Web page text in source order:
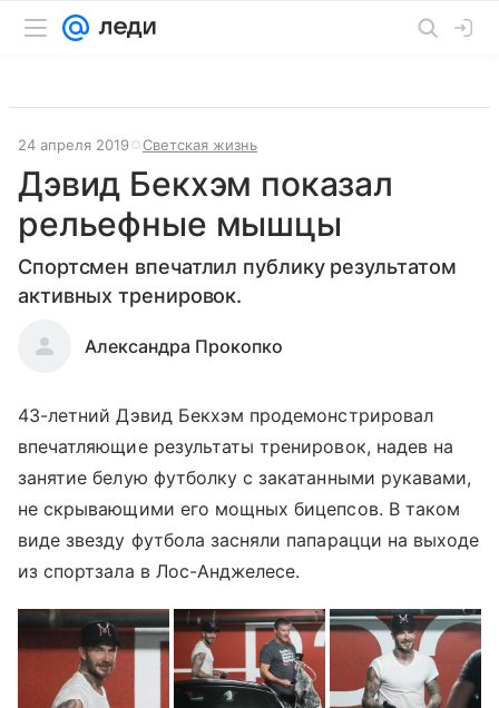
24 апреля 2019 Светская жизнь
Дэвид Бекхэм показал
рельефные мышцы
Спортсмен впечатлил публику результатом
активных тренировок.
Александра Прокопко
43-летний Дэвид Бекхэм продемонстрировал
впечатляющие результаты тренировок, надев на
занятие белую футболку с закатанными рукавами,
не скрывающими его мощных бицепсов. В таком
виде звезду футбола засняли папарацци на выходе
из спортзала в Лос-Анджелесе.